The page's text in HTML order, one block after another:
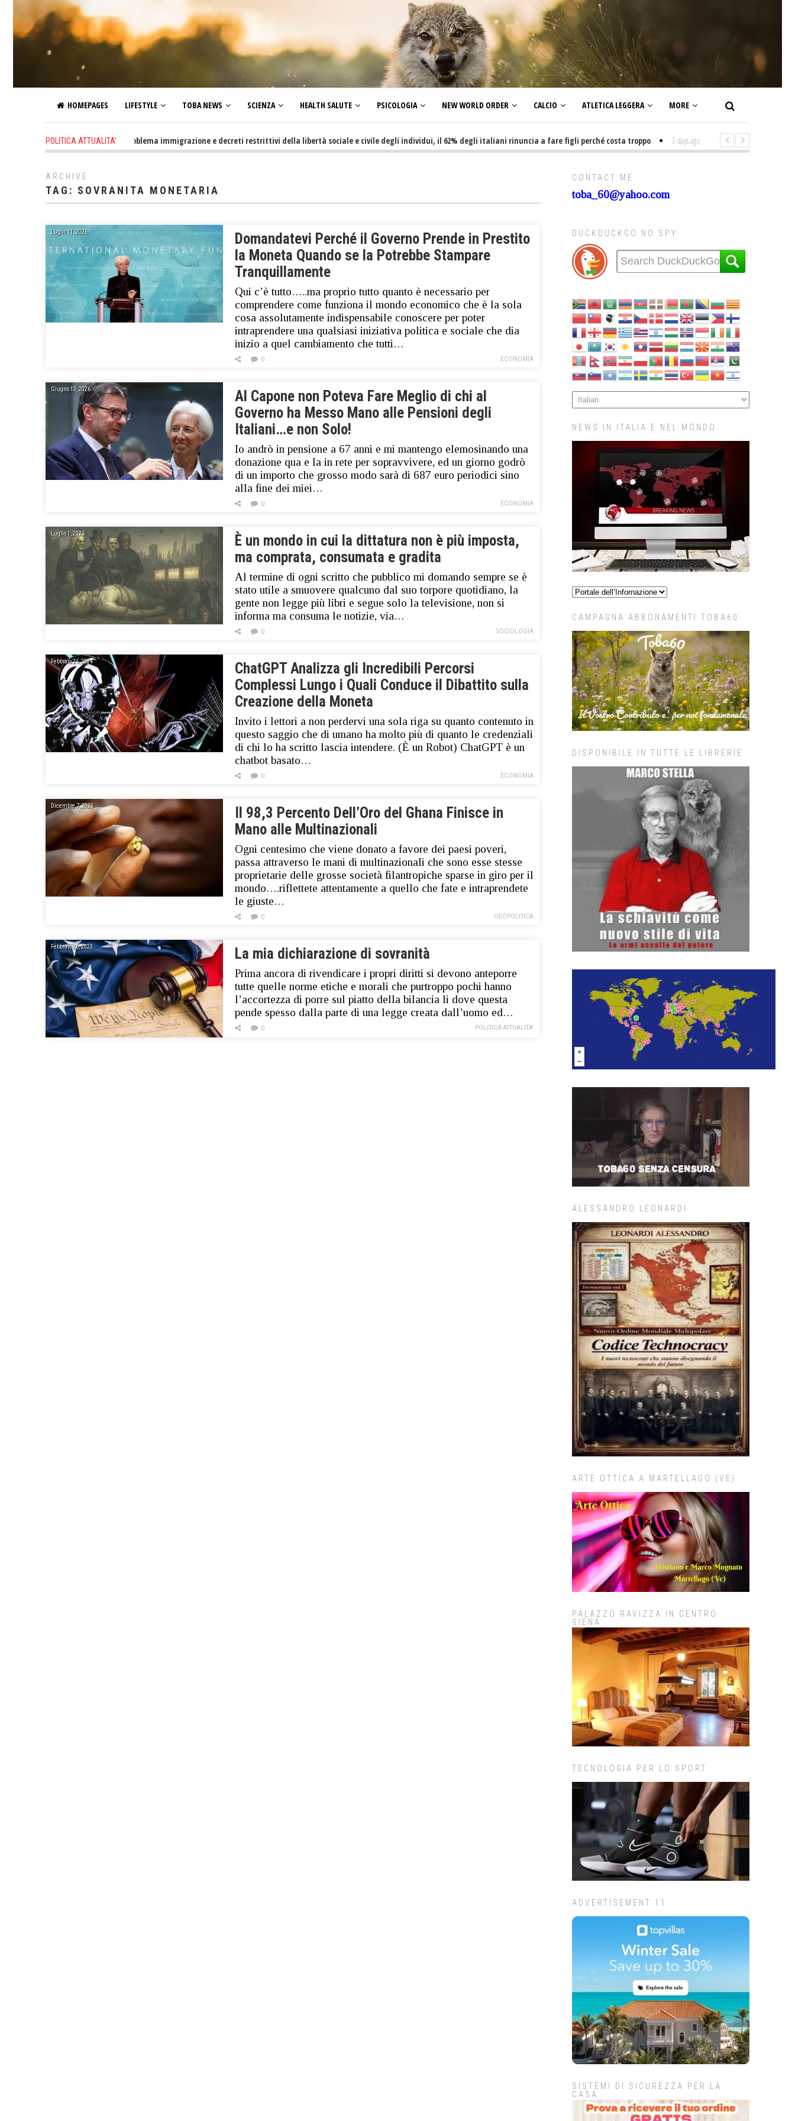
HOMEPAGES LIFESTYLE TOBA NEWS SCIENZA HEALTH SALUTE PSICOLOGIA NEW WORLD ORDER CALCIO ATLETICA LEGGERA MORE
POLITICA ATTUALITA'
2 days ago - Altro che problema immigrazione e decreti restrittivi della libertà sociale e civile degli individui, il 62% degli italiani rinuncia a fare figli perché costa troppo 3 days ago - Non mi interesso di politica
ARCHIVE
TAG: SOVRANITA MONETARIA
Luglio 11, 2026
Domandatevi Perché il Governo Prende in Prestito
la Moneta Quando se la Potrebbe Stampare
Tranquillamente
Qui c’è tutto…..ma proprio tutto quanto è necessario per
comprendere come funziona il mondo economico che è la sola
cosa assolutamente indispensabile conoscere per poter
intraprendere una qualsiasi iniziativa politica e sociale che dia
inizio a quel cambiamento che tutti…
ECONOMIA
0
Giugno 13, 2026
Al Capone non Poteva Fare Meglio di chi al
Governo ha Messo Mano alle Pensioni degli
Italiani…e non Solo!
Io andrò in pensione a 67 anni e mi mantengo elemosinando una
donazione qua e la in rete per sopravvivere, ed un giorno godrò
di un importo che grosso modo sarà di 687 euro periodici sino
alla fine dei miei…
ECONOMIA
0
Luglio 1, 2025
È un mondo in cui la dittatura non è più imposta,
ma comprata, consumata e gradita
Al termine di ogni scritto che pubblico mi domando sempre se è
stato utile a smuovere qualcuno dal suo torpore quotidiano, la
gente non legge più libri e segue solo la televisione, non si
informa ma consuma le notizie, via…
SOCIOLOGIA
0
Febbraio 25, 2024
ChatGPT Analizza gli Incredibili Percorsi
Complessi Lungo i Quali Conduce il Dibattito sulla
Creazione della Moneta
Invito i lettori a non perdervi una sola riga su quanto contenuto in
questo saggio che di umano ha molto più di quanto le credenziali
di chi lo ha scritto lascia intendere. (È un Robot) ChatGPT è un
chatbot basato…
ECONOMIA
0
Dicembre 7, 2023
Il 98,3 Percento Dell’Oro del Ghana Finisce in
Mano alle Multinazionali
Ogni centesimo che viene donato a favore dei paesi poveri,
passa attraverso le mani di multinazionali che sono esse stesse
proprietarie delle grosse società filantropiche sparse in giro per il
mondo….riflettete attentamente a quello che fate e intraprendete
le giuste…
GEOPOLITICA
0
Febbraio 26, 2023 La mia dichiarazione di sovranità
Prima ancora di rivendicare i propri diritti si devono anteporre
tutte quelle norme etiche e morali che purtroppo pochi hanno
l’accortezza di porre sul piatto della bilancia li dove questa
pende spesso dalla parte di una legge creata dall’uomo ed…
POLITICA ATTUALITA'
0
CONTACT ME
toba_60@yahoo.com
DUCKDUCKGO NO SPY
NEWS IN ITALIA E NEL MONDO
CAMPAGNA ABBONAMENTI TOBA60
DISPONIBILE IN TUTTE LE LIBRERIE
ALESSANDRO LEONARDI
ARTE OTTICA A MARTELLAGO (VE)
PALAZZO RAVIZZA IN CENTRO
SIENA
TECNOLOGIA PER LO SPORT
ADVERTISEMENT 11
SISTEMI DI SICUREZZA PER LA
CASA